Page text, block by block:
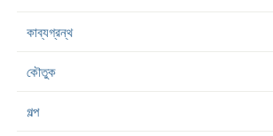
কাব্যগ্রন্থ
কৌতুক
গল্প